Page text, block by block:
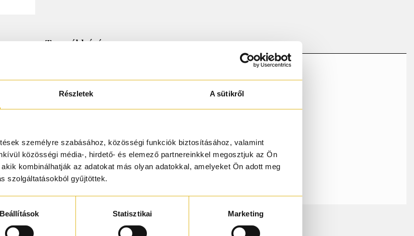
Részletek A sütikről
személyre szabásához, közösségi funkciók biztosításához, valamint
közösségi média-, hirdető- és elemező partnereinkkel megosztjuk az Ön
kombinálhatják az adatokat más olyan adatokkal, amelyeket Ön adott meg
szolgáltatásokból gyűjtöttek.
Beállítások Statisztikai Marketing
Termékleírás
a sugarak elhalványulnak a Szajna mögött, Párizs
városban a szerelmesek romantikus randevút
púderességgel.